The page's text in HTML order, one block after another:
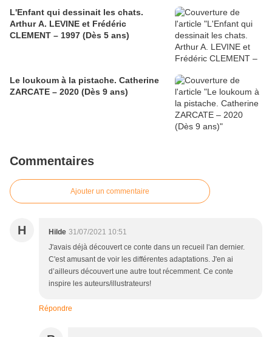
L'Enfant qui dessinait les chats.
Arthur A. LEVINE et Frédéric
CLEMENT – 1997 (Dès 5 ans)
Le loukoum à la pistache. Catherine
ZARCATE – 2020 (Dès 9 ans)
Commentaires
Ajouter un commentaire
H Hilde 31/07/2021 10:51
J'avais déjà découvert ce conte dans un recueil l'an dernier.
C'est amusant de voir les différentes adaptations. J'en ai
d’ailleurs découvert une autre tout récemment. Ce conte
inspire les auteurs/illustrateurs!
Répondre